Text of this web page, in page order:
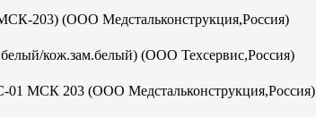
203) (ООО Медстальконструкция,Россия)
кож.зам.белый) (ООО Техсервис,Россия)
01 МСК 203 (ООО Медстальконструкция,Россия)